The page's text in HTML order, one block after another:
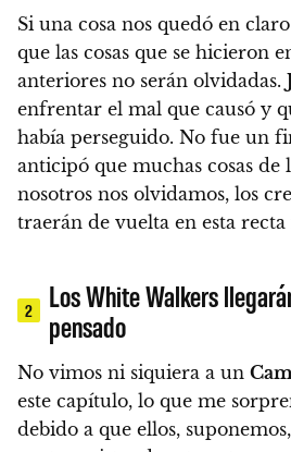
Si una cosa nos quedó en
que las cosas que se hicieron
anteriores no serán olvidadas.
enfrentar el mal que causó y
había perseguido. No fue un
anticipó que muchas cosas de
nosotros nos olvidamos, los
traerán de vuelta en esta
2
Los White Walkers
pensado
No vimos ni siquiera a un
este capítulo, lo que me
debido a que ellos,